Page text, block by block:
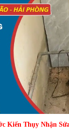
Kiến Thụy Nhận